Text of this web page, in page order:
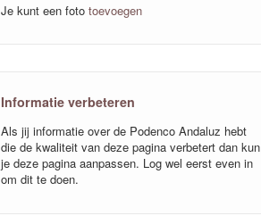
Je kunt een foto toevoegen
Informatie verbeteren
Als jij informatie over de Podenco Andaluz hebt
die de kwaliteit van deze pagina verbetert dan kun
je deze pagina aanpassen. Log wel eerst even in
om dit te doen.